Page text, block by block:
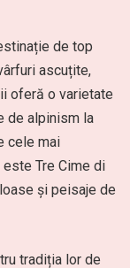
de top
ascuțite,
oferă o varietate
de alpinism la
cele mai
Tre Cime di
și peisaje de
tradiția lor de